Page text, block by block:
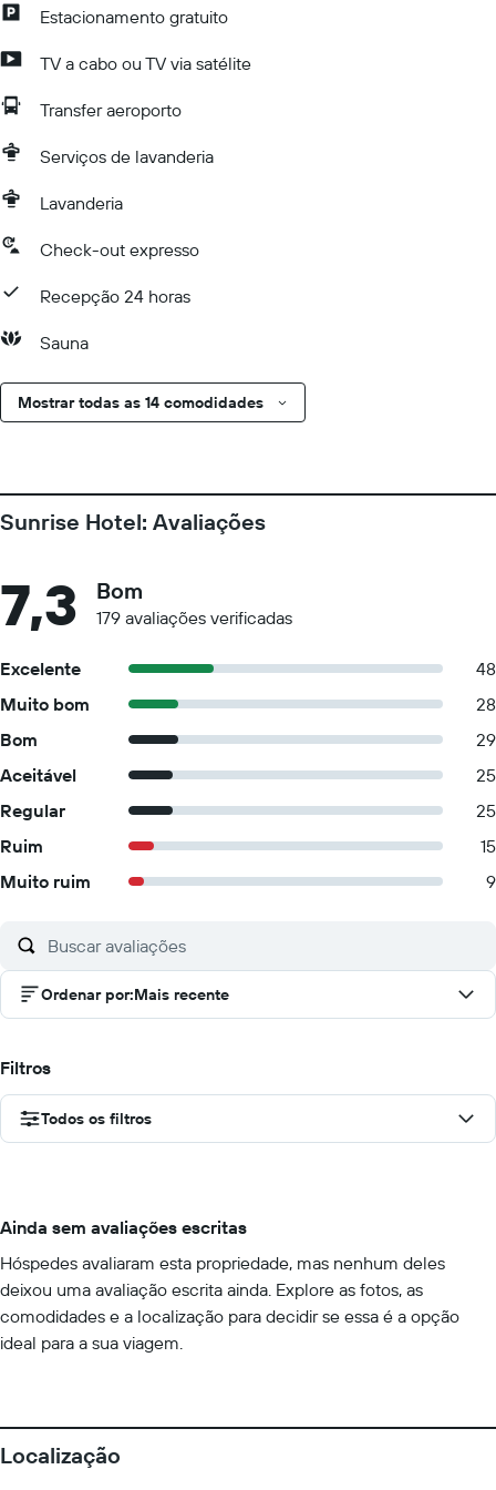
Estacionamento gratuito
TV a cabo ou TV via satélite
Transfer aeroporto
Serviços de lavanderia
Lavanderia
Check-out expresso
Recepção 24 horas
Sauna
Mostrar todas as 14 comodidades
Sunrise Hotel: Avaliações
7,3 Bom
179 avaliações verificadas
Excelente
48
Muito bom
28
Bom
29
Aceitável
25
Regular
25
Ruim
15
Muito ruim
9
Ordenar por:Mais recente
Filtros
Todos os filtros
Ainda sem avaliações escritas
Hóspedes avaliaram esta propriedade, mas nenhum deles
deixou uma avaliação escrita ainda. Explore as fotos, as
comodidades e a localização para decidir se essa é a opção
ideal para a sua viagem.
Localização